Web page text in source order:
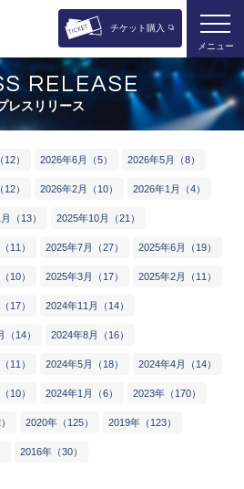
チケット購入
メニュー
RELEASE
レスリリース
） 2​0​2​6​年6月​（5） 2​0​2​6​年5月​（8）
） 2​0​2​6​年2月​（10） 2​0​2​6​年​1月​（4）
（13） 2​0​2​5​年​10月​（21）
11） 2​0​2​5​年​7月​（27） 2​0​2​5​年​6月​（19）
10） 2​0​2​5​年​3月​（17） 2​0​2​5​年​2月​（11）
17） 2​0​2​4​年​11月​（14）
（14） 2​0​2​4​年​8月​（16）
11） 2​0​2​4​年​5月​（18） 2​0​2​4​年​4月​（14）
10） 2​0​2​4年​1月​（6） 2​0​2​3​年​（170）
2​0​2​0​年​（125） 2​0​1​9​年​（123）
2​0​1​6​年​（30​）